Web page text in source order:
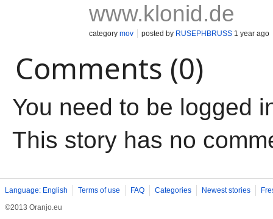
www.klonid.de
category mov posted by RUSEPHBRUSS 1 year ago
Comments (0)
You need to be logged
This story has no
Language: English Terms of use FAQ Categories Newest stories
©2013 Oranjo.eu